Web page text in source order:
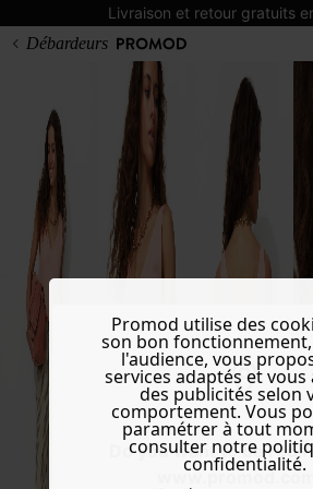
Livraison et retour gratuits
Do you want to be
www.promod.com
Débardeurs
Promod utilise des
son bon
l'audience, vous
services adaptés et vous
des publicités selon
comportement. Vous
paramétrer à tout
consulter notre
confidentialité.